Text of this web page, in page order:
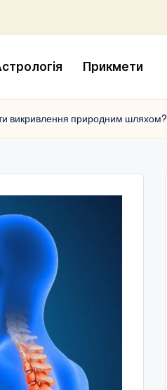
Прикмети
викривлення природним шляхом?